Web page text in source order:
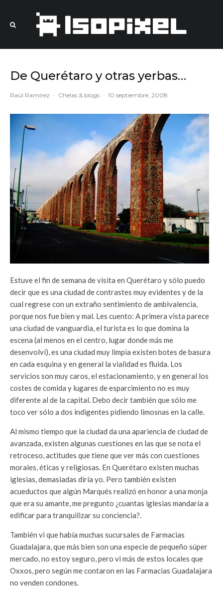
De Querétaro y otras yerbas…
Raúl Ramírez · Chelas & blogs · 10 septiembre, 2008
Estuve el fin de semana de visita en Querétaro y sólo puedo
decir que es una ciudad de contrastes muy evidentes y de la
cual regrese con un extraño sentimiento de ambivalencia,
porque nos fue bien y mal. Les cuento: A primera vista parece
una ciudad de vanguardia, el turista es lo que domina la
escena (al menos en el centro, lugar donde más me
desenvolví), es una ciudad muy limpia existen botes de basura
en cada esquina y en general la vialidad es fluida. Los
servicios son muy caros, el estacionamiento, y en general los
costes de comida y lugares de esparcimiento no es muy
diferente al de la capital. Debo decir también que sólo me
toco ver sólo a dos indigentes pidiendo limosnas en la calle.
Al mismo tiempo que la ciudad da una apariencia de ciudad de
avanzada, existen algunas cuestiones en las que se nota el
retroceso, actitudes que tiene que ver más con cuestiones
morales, éticas y religiosas. En Querétaro existen muchas
iglesias, demasiadas diría yo. Pero también existen
acueductos que algún Marqués realizó en honor a una monja
que era su amante, me pregunto ¿cuantas iglesias mandaría a
edificar para tranquilizar su conciencia?.
También vi que había muchas sucursales de Farmacias
Guadalajara, que más bien son una especie de pequeño súper
mercado, no estoy seguro, pero vi más de estos locales que
Oxxos, pero según me contaron en las Farmacias Guadalajara
no venden condones.